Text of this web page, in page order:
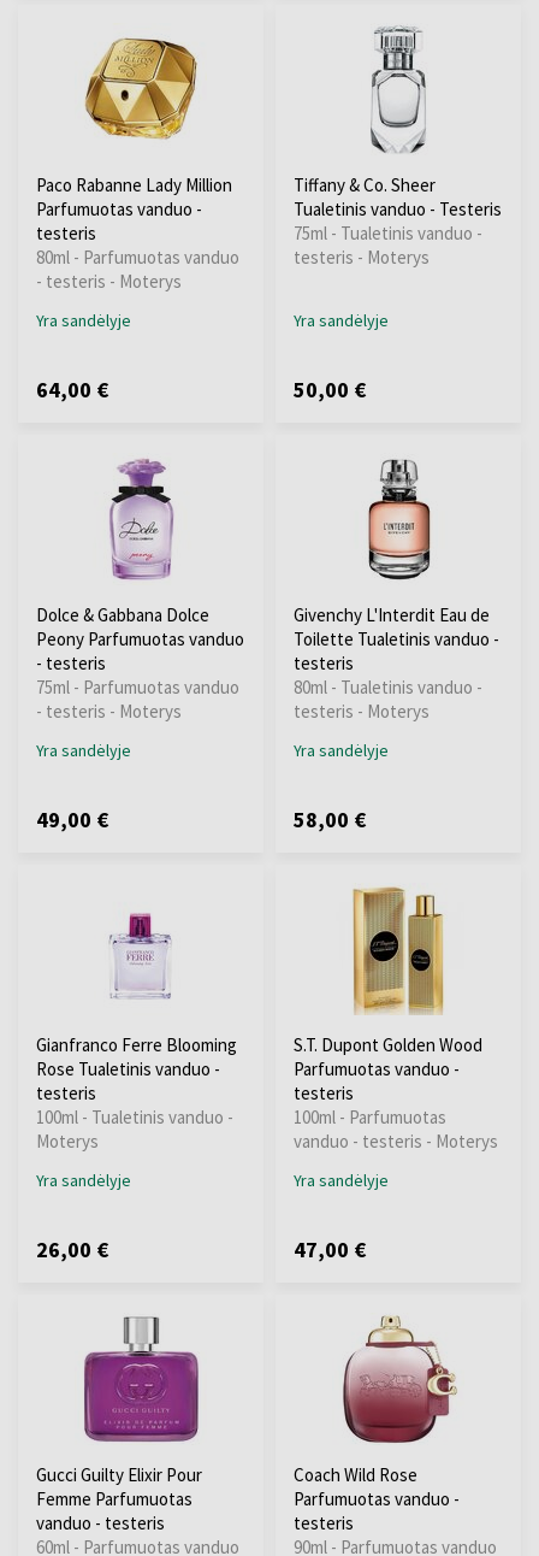
Paco Rabanne Lady Million
Parfumuotas vanduo -
testeris
80ml - Parfumuotas vanduo
- testeris - Moterys
Yra sandėlyje
64,00 €
Tiffany & Co. Sheer
Tualetinis vanduo - Testeris
75ml - Tualetinis vanduo -
testeris - Moterys
Yra sandėlyje
50,00 €
Dolce & Gabbana Dolce
Peony Parfumuotas vanduo
- testeris
75ml - Parfumuotas vanduo
- testeris - Moterys
Yra sandėlyje
49,00 €
Givenchy L'Interdit Eau de
Toilette Tualetinis vanduo -
testeris
80ml - Tualetinis vanduo -
testeris - Moterys
Yra sandėlyje
58,00 €
Gianfranco Ferre Blooming
Rose Tualetinis vanduo -
testeris
100ml - Tualetinis vanduo -
Moterys
Yra sandėlyje
26,00 €
S.T. Dupont Golden Wood
Parfumuotas vanduo -
testeris
100ml - Parfumuotas
vanduo - testeris - Moterys
Yra sandėlyje
47,00 €
Gucci Guilty Elixir Pour
Femme Parfumuotas
vanduo - testeris
60ml - Parfumuotas vanduo
Coach Wild Rose
Parfumuotas vanduo -
testeris
90ml - Parfumuotas vanduo